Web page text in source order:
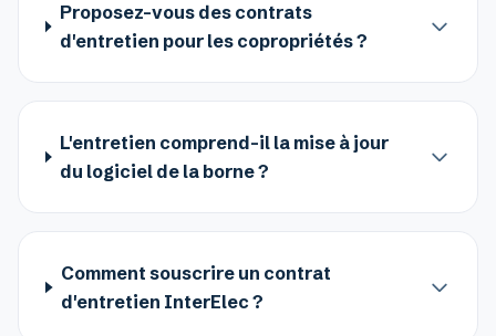
Proposez-vous des contrats
d'entretien pour les copropriétés ?
L'entretien comprend-il la mise à jour
du logiciel de la borne ?
Comment souscrire un contrat
d'entretien InterElec ?